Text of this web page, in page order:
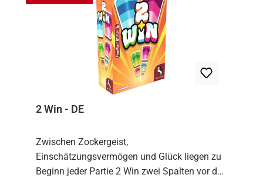
2 Win - DE
Zwischen Zockergeist,
Einschätzungsvermögen und Glück liegen zu
Beginn jeder Partie 2 Win zwei Spalten vor den